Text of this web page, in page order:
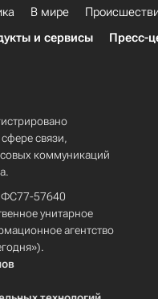
В мире
и сервисы Пресс-
связи,
коммуникаций
ФС77-57640
унитарное
агентство